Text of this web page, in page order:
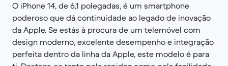
O iPhone 14, de 6,1 polegadas, é um smartphone
poderoso que dá continuidade ao legado de inovação
da Apple. Se estás à procura de um telemóvel com
design moderno, excelente desempenho e integração
perfeita dentro da linha da Apple, este modelo é para